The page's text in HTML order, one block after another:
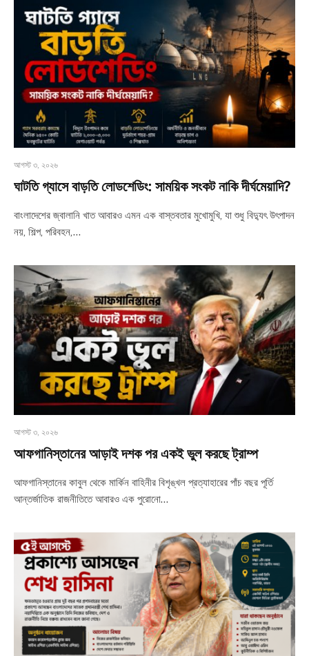
আগস্ট ৩, ২০২৬
ঘাটতি গ্যাসে বাড়তি লোডশেডিং: সাময়িক সংকট নাকি দীর্ঘমেয়াদি?
বাংলাদেশের জ্বালানি খাত আবারও এমন এক বাস্তবতার মুখোমুখি, যা শুধু বিদ্যুৎ উৎপাদন
নয়, শিল্প, পরিবহন,…
আগস্ট ৩, ২০২৬
আফগানিস্তানের আড়াই দশক পর একই ভুল করছে ট্রাম্প
আফগানিস্তানের কাবুল থেকে মার্কিন বাহিনীর বিশৃঙ্খল প্রত্যাহারের পাঁচ বছর পূর্তি
আন্তর্জাতিক রাজনীতিতে আবারও এক পুরোনো…